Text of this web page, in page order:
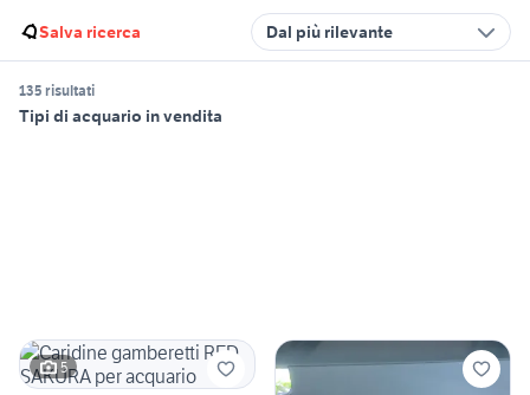
Salva ricerca Dal più rilevante
135 risultati
Tipi di acquario in vendita
5